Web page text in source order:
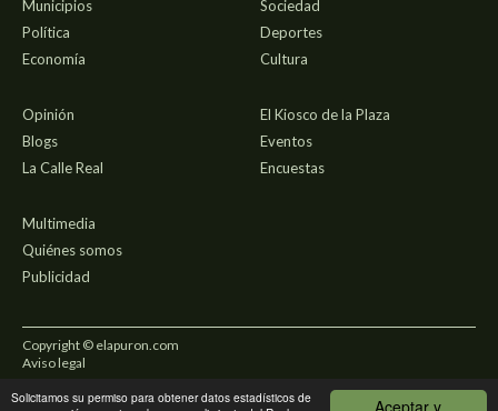
Aceptar y
Solicitamos su permiso para obtener datos estadísticos de
Municipios
Política
Economía
Sociedad
Deportes
Cultura
Opinión
Blogs
La Calle Real
El Kiosco de la Plaza
Eventos
Encuestas
Multimedia
Quiénes somos
Publicidad
Copyright © elapuron.com
Aviso legal
Política de privacidad